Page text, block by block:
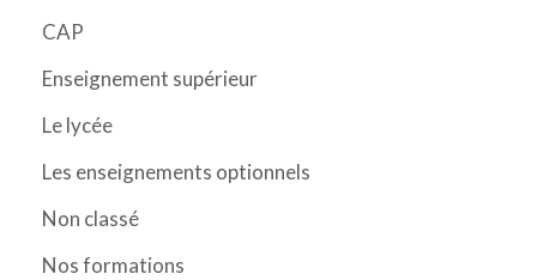
CAP
Enseignement supérieur
Le lycée
Les enseignements optionnels
Non classé
Nos formations